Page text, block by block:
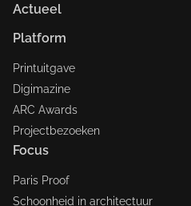
Actueel
Platform
Printuitgave
Digimazine
ARC Awards
Projectbezoeken
Focus
Paris Proof
Schoonheid in architectuur